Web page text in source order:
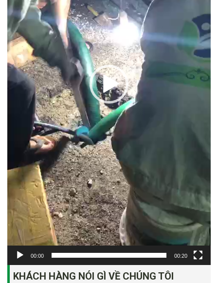
00:00 00:20
KHÁCH HÀNG NÓI GÌ VỀ CHÚNG TÔI